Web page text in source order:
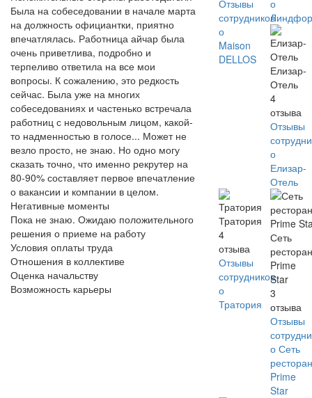
Была на собеседовании в начале марта
на должность официантки, приятно
впечатлялась. Работница айчар была
очень приветлива, подробно и
терпеливо ответила на все мои
вопросы. К сожалению, это редкость
сейчас. Была уже на многих
собеседованиях и частенько встречала
работниц с недовольным лицом, какой-
то надменностью в голосе... Может не
везло просто, не знаю. Но одно могу
сказать точно, что именно рекрутер на
80-90% составляет первое впечатление
о вакансии и компании в целом.
Негативные моменты
Пока не знаю. Ожидаю положительного
решения о приеме на работу
Условия оплаты труда
Отношения в коллективе
Оценка начальству
Возможность карьеры
Отзывы
сотрудников
о
Maison
DELLOS
о
Елизар-
Отель
4
отзыва
Отзывы
о
Елизар-
Отель
Тратория
4
отзыва
Отзывы
сотрудников
о
Тратория
Сеть
Prime
Star
3
отзыва
Отзывы
о Сеть
Prime
Star